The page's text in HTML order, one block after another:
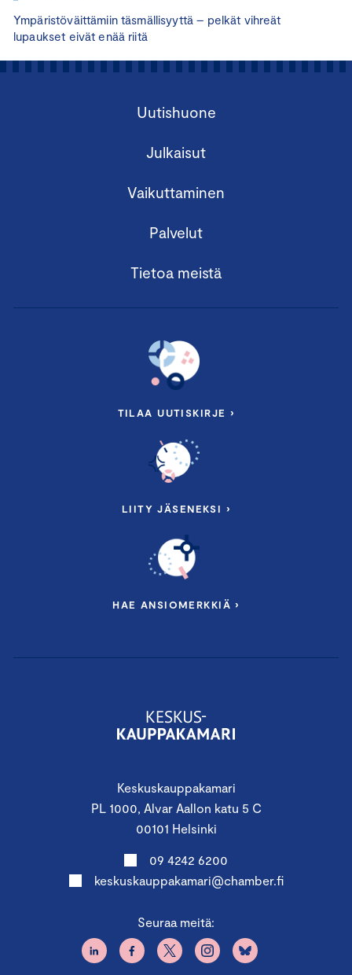
Ympäristöväittämiin täsmällisyyttä – pelkät vihreät
lupaukset eivät enää riitä
Keskuskauppakamari
PL 1000, Alvar Aallon katu 5 C
00101 Helsinki
09 4242 6200
keskuskauppakamari@chamber.fi
Seuraa meitä:
Uutishuone
Julkaisut
Vaikuttaminen
Palvelut
Tietoa meistä
TILAA UUTISKIRJE ›
LIITY JÄSENEKSI ›
HAE ANSIOMERKKIÄ ›